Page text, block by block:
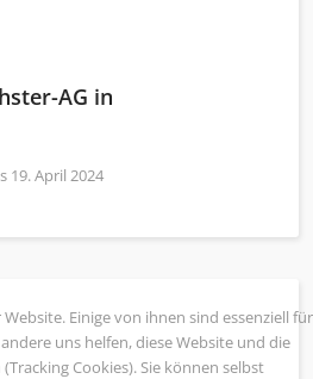
AG in
19. April 2024
Einige von ihnen sind essenziell für
uns helfen, diese Website und die
Cookies). Sie können selbst